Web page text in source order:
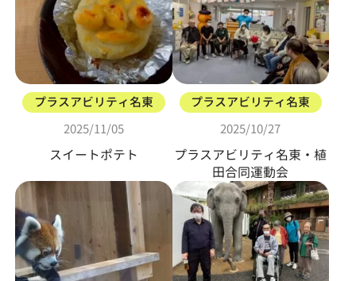
プラスアビリティ名東
2025/11/05
スイートポテト
プラスアビリティ名東
2025/10/27
プラスアビリティ名東・植
田合同運動会